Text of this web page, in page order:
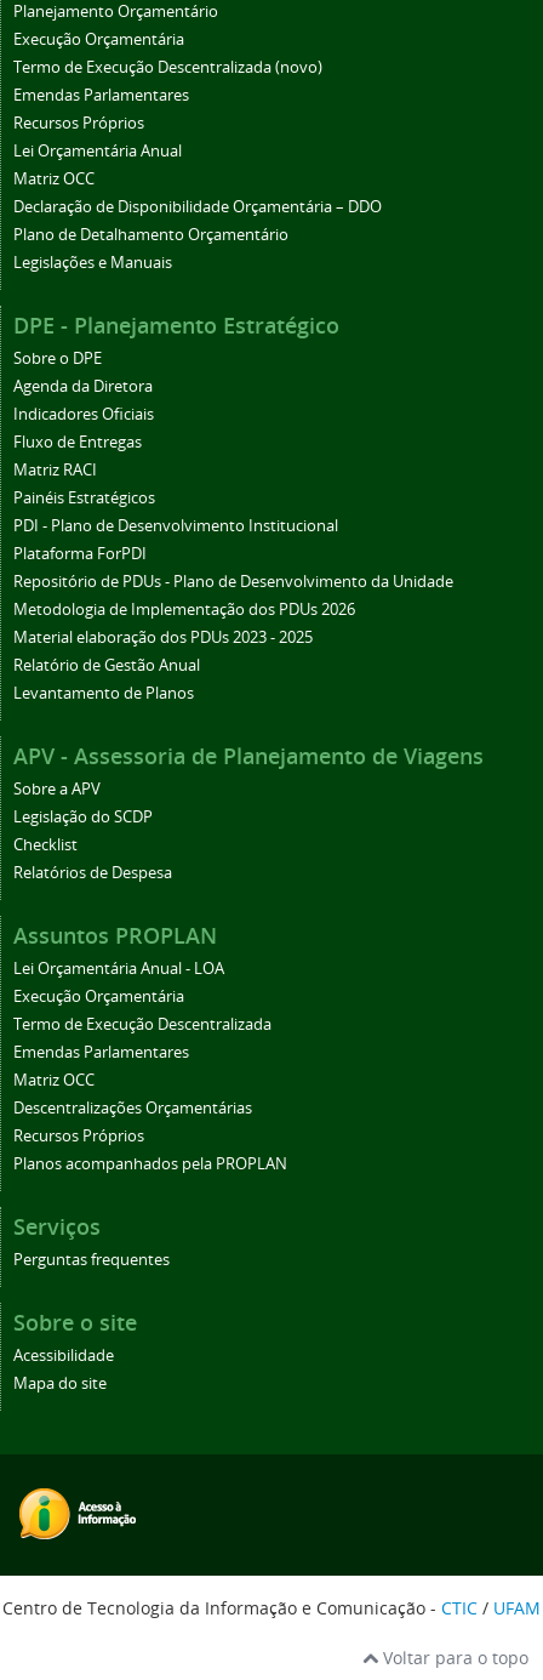
Planejamento Orçamentário
Execução Orçamentária
Termo de Execução Descentralizada (novo)
Emendas Parlamentares
Recursos Próprios
Lei Orçamentária Anual
Matriz OCC
Declaração de Disponibilidade Orçamentária – DDO
Plano de Detalhamento Orçamentário
Legislações e Manuais
DPE - Planejamento Estratégico
Sobre o DPE
Agenda da Diretora
Indicadores Oficiais
Fluxo de Entregas
Matriz RACI
Painéis Estratégicos
PDI - Plano de Desenvolvimento Institucional
Plataforma ForPDI
Repositório de PDUs - Plano de Desenvolvimento da Unidade
Metodologia de Implementação dos PDUs 2026
Material elaboração dos PDUs 2023 - 2025
Relatório de Gestão Anual
Levantamento de Planos
APV - Assessoria de Planejamento de Viagens
Sobre a APV
Legislação do SCDP
Checklist
Relatórios de Despesa
Assuntos PROPLAN
Lei Orçamentária Anual - LOA
Execução Orçamentária
Termo de Execução Descentralizada
Emendas Parlamentares
Matriz OCC
Descentralizações Orçamentárias
Recursos Próprios
Planos acompanhados pela PROPLAN
Serviços
Perguntas frequentes
Sobre o site
Acessibilidade
Mapa do site
Centro de Tecnologia da Informação e Comunicação - CTIC / UFAM
Voltar para o topo